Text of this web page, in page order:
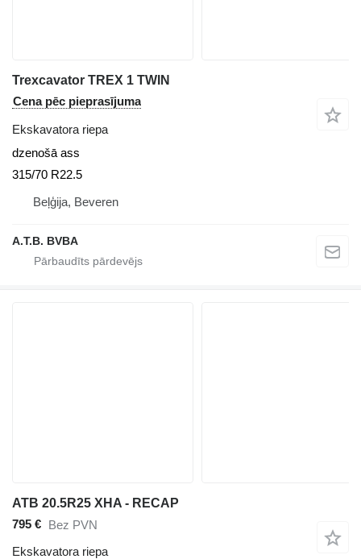
Trexcavator TREX 1 TWIN
Cena pēc pieprasījuma
Ekskavatora riepa
dzenošā ass
315/70 R22.5
Beļģija, Beveren
A.T.B. BVBA
ATB 20.5R25 XHA - RECAP
795 € Bez PVN
Ekskavatora riepa